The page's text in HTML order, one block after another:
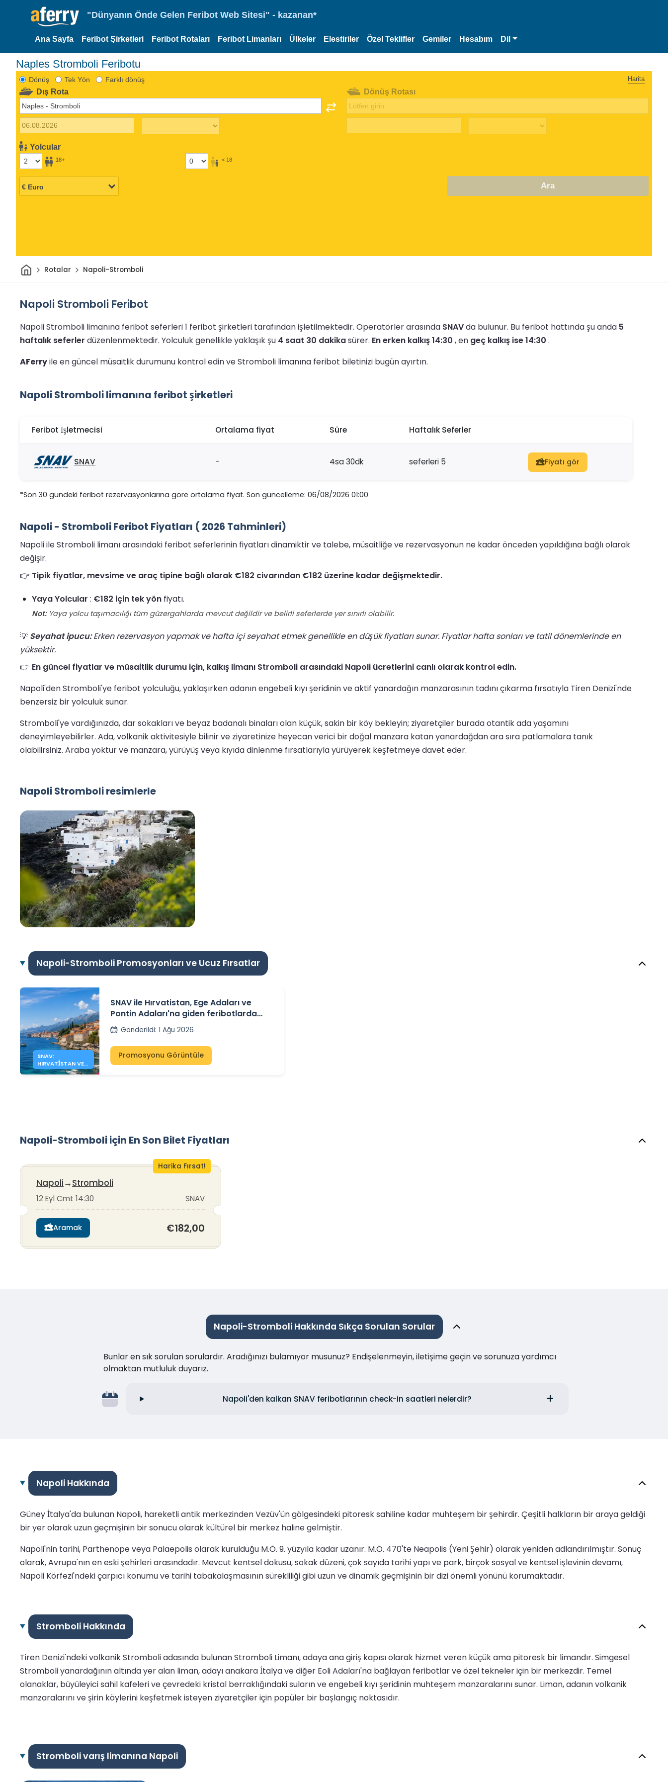
"Dünyanın Önde Gelen Feribot Web Sitesi" - kazanan*
Ana Sayfa Feribot Şirketleri Feribot Rotaları Feribot Limanları Ülkeler Elestiriler Özel Teklifler Gemiler Hesabım Dil
Naples Stromboli Feribotu
Dönüş Tek Yön Farklı dönüş Harita
Dış Rota
Yolcular
18+ < 18
Dönüş Rotası
Ara
Ev Rotalar Napoli-Stromboli
Napoli Stromboli Feribot
Napoli Stromboli limanına feribot seferleri 1 feribot şirketleri tarafından işletilmektedir. Operatörler arasında SNAVda bulunur. Bu feribot hattında şu anda 5
haftalık seferler düzenlenmektedir. Yolculuk genellikle yaklaşık şu 4 saat 30 dakikasürer. En erken kalkış 14:30 , en geç kalkış ise 14:30 .
AFerryile en güncel müsaitlik durumunu kontrol edin ve Stromboli limanına feribot biletinizi bugün ayırtın.
Napoli Stromboli limanına feribot şirketleri
Feribot İşletmecisi Ortalama fiyat Süre Haftalık Seferler
SNAV - 4sa 30dk seferleri 5 Fiyatı gör
*Son 30 gündeki feribot rezervasyonlarına göre ortalama fiyat. Son güncelleme: 06/08/2026 01:00
Napoli - Stromboli Feribot Fiyatları ( 2026 Tahminleri)
Napoli ile Stromboli limanı arasındaki feribot seferlerinin fiyatları dinamiktir ve talebe, müsaitliğe ve rezervasyonun ne kadar önceden yapıldığına bağlı olarak
değişir.
👉 Tipik fiyatlar, mevsime ve araç tipine bağlı olarak €182 civarından €182 üzerine kadar değişmektedir.
Yaya Yolcular : €182 için tek yön fiyatı.
Not:Yaya yolcu taşımacılığı tüm güzergahlarda mevcut değildir ve belirli seferlerde yer sınırlı olabilir.
💡 Seyahat ipucu:Erken rezervasyon yapmak ve hafta içi seyahat etmek genellikle en düşük fiyatları sunar. Fiyatlar hafta sonları ve tatil dönemlerinde en
yüksektir.
👉 En güncel fiyatlar ve müsaitlik durumu için, kalkış limanı Stromboli arasındaki Napoli ücretlerini canlı olarak kontrol edin.
Napoli'den Stromboli'ye feribot yolculuğu, yaklaşırken adanın engebeli kıyı şeridinin ve aktif yanardağın manzarasının tadını çıkarma fırsatıyla Tiren Denizi'nde
benzersiz bir yolculuk sunar.
Stromboli'ye vardığınızda, dar sokakları ve beyaz badanalı binaları olan küçük, sakin bir köy bekleyin; ziyaretçiler burada otantik ada yaşamını
deneyimleyebilirler. Ada, volkanik aktivitesiyle bilinir ve ziyaretinize heyecan verici bir doğal manzara katan yanardağdan ara sıra patlamalara tanık
olabilirsiniz. Araba yoktur ve manzara, yürüyüş veya kıyıda dinlenme fırsatlarıyla yürüyerek keşfetmeye davet eder.
Napoli Stromboli resimlerle
Napoli-Stromboli Promosyonları ve Ucuz Fırsatlar
SNAV:
HIRVATISTAN VE
ADALARA %10’E
SNAV ile Hırvatistan, Ege Adaları ve
Pontin Adaları'na giden feribotlarda
%10'a varan indirimden yararlanın.
Gönderildi: 1 Ağu 2026
Promosyonu Görüntüle
Napoli-Stromboli için En Son Bilet Fiyatları
Harika Fırsat!
Napoli→Stromboli
12 Eyl Cmt 14:30 SNAV
Aramak €182,00
Napoli-Stromboli Hakkında Sıkça Sorulan Sorular
Bunlar en sık sorulan sorulardır. Aradığınızı bulamıyor musunuz? Endişelenmeyin, iletişime geçin ve sorunuza yardımcı
olmaktan mutluluk duyarız.
Napoli'den kalkan SNAV feribotlarının check-in saatleri nelerdir?
Napoli Hakkında
Güney İtalya'da bulunan Napoli, hareketli antik merkezinden Vezüv'ün gölgesindeki pitoresk sahiline kadar muhteşem bir şehirdir. Çeşitli halkların bir araya geldiği
bir yer olarak uzun geçmişinin bir sonucu olarak kültürel bir merkez haline gelmiştir.
Napoli'nin tarihi, Parthenope veya Palaepolis olarak kurulduğu M.Ö. 9. yüzyıla kadar uzanır. M.Ö. 470'te Neapolis (Yeni Şehir) olarak yeniden adlandırılmıştır. Sonuç
olarak, Avrupa'nın en eski şehirleri arasındadır. Mevcut kentsel dokusu, sokak düzeni, çok sayıda tarihi yapı ve park, birçok sosyal ve kentsel işlevinin devamı,
Napoli Körfezi'ndeki çarpıcı konumu ve tarihi tabakalaşmasının sürekliliği gibi uzun ve dinamik geçmişinin bir dizi önemli yönünü korumaktadır.
Stromboli Hakkında
Tiren Denizi'ndeki volkanik Stromboli adasında bulunan Stromboli Limanı, adaya ana giriş kapısı olarak hizmet veren küçük ama pitoresk bir limandır. Simgesel
Stromboli yanardağının altında yer alan liman, adayı anakara İtalya ve diğer Eoli Adaları'na bağlayan feribotlar ve özel tekneler için bir merkezdir. Temel
olanaklar, büyüleyici sahil kafeleri ve çevredeki kristal berraklığındaki suların ve engebeli kıyı şeridinin muhteşem manzaralarını sunar. Liman, adanın volkanik
manzaralarını ve şirin köylerini keşfetmek isteyen ziyaretçiler için popüler bir başlangıç noktasıdır.
Stromboli varış limanına Napoli